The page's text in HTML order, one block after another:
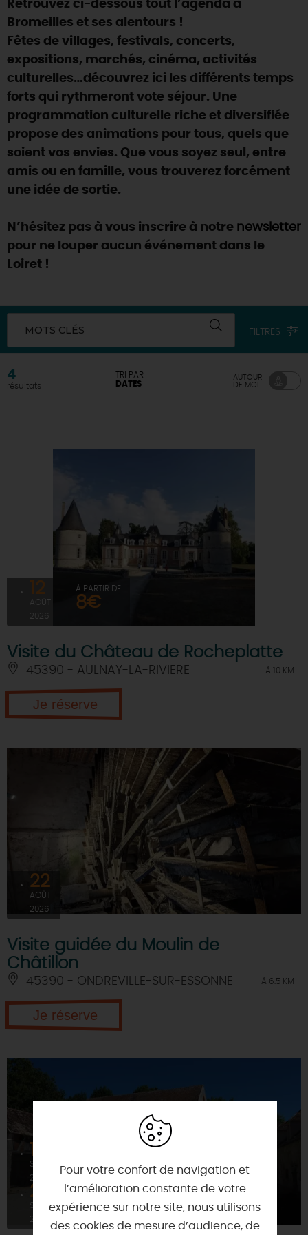
TOUTES LES ACTIVITÉS
Visitesgourmandeset créatives
Vins etvignobles
Chic,une aire de pique-nique
Par ici les guinguettes
Que rapporter du Loiret ?
La Route desMétiers d'Art
TOUT L'ART DE VIVRE
Des vacances auprès des animaux 🐎
(re)Découvrir les coulisses de la Faïencerie de
Gien !
Expérimenterles parcours Baludik 🕵️
Une saison de festivals 🎉
Rendez-vous de la nature en 2026
Des sorties en famille dans le Loiret !
Programme des animations "Loiret au fil de l'eau"
Où sortir ?
CE WEEK-END
SE REPÉRER,SE DÉPLACER
INFOS &SERVICES
RÉSERVER MAINTENANT
Retrouvez ci-dessous tout l’agenda à
Bromeilles et ses alentours !
Fêtes de villages, festivals, concerts,
expositions, marchés, cinéma, activités
culturelles…découvrez ici les différents temps
forts qui rythmeront vote séjour. Une
programmation culturelle riche et diversifiée
propose des animations pour tous, quels que
soient vos envies. Que vous soyez seul, entre
amis ou en famille, vous trouverez forcément
une idée de sortie.
N’hésitez pas à vous inscrire à notre newsletter
pour ne louper aucun événement dans le
Loiret !
MOTS CLÉS FILTRES
4
résultats
TRI PAR
DATES
AUTOUR
DE MOI
12
AOÛT
2026
À PARTIR DE
8€
Visite du Château de Rocheplatte
45390 - AULNAY-LA-RIVIERE À 10 KM
Je réserve
22
AOÛT
2026
Visite guidée du Moulin de
Châtillon
45390 - ONDREVILLE-SUR-ESSONNE À 6.5 KM
Je réserve
SEPT
2026
20
SEPT
2026
Pour votre confort de navigation et
l’amélioration constante de votre
expérience sur notre site, nous utilisons
des cookies de mesure d’audience, de